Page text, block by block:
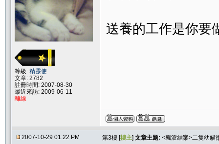
等級: 精靈使
文章: 2782
註冊時間: 2007-08-30
最近來訪: 2009-06-11
離線
送養的工作是你要
2007-10-29 01:22 PM 第3樓 [樓主] 文章主題: <飆淚結案>二隻幼貓